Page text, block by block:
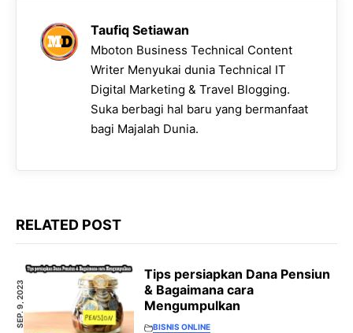
Taufiq Setiawan
Mboton Business Technical Content
Writer Menyukai dunia Technical IT
Digital Marketing & Travel Blogging.
Suka berbagi hal baru yang bermanfaat
bagi Majalah Dunia.
RELATED POST
SEP. 9, 2023
Tips persiapkan Dana Pensiun
& Bagaimana cara
Mengumpulkan
BISNIS ONLINE